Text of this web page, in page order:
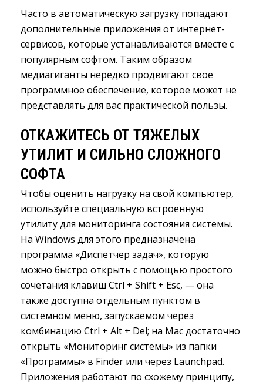
Часто в автоматическую загрузку попадают
дополнительные приложения от интернет-
сервисов, которые устанавливаются вместе с
популярным софтом. Таким образом
медиагиганты нередко продвигают свое
программное обеспечение, которое может не
представлять для вас практической пользы.
ОТКАЖИТЕСЬ ОТ ТЯЖЕЛЫХ
УТИЛИТ И СИЛЬНО СЛОЖНОГО
СОФТА
Чтобы оценить нагрузку на свой компьютер,
используйте специальную встроенную
утилиту для мониторинга состояния системы.
На Windows для этого предназначена
программа «Диспетчер задач», которую
можно быстро открыть с помощью простого
сочетания клавиш Ctrl + Shift + Esc, — она
также доступна отдельным пунктом в
системном меню, запускаемом через
комбинацию Ctrl + Alt + Del; на Mac достаточно
открыть «Мониторинг системы» из папки
«Программы» в Finder или через Launchpad.
Приложения работают по схожему принципу,